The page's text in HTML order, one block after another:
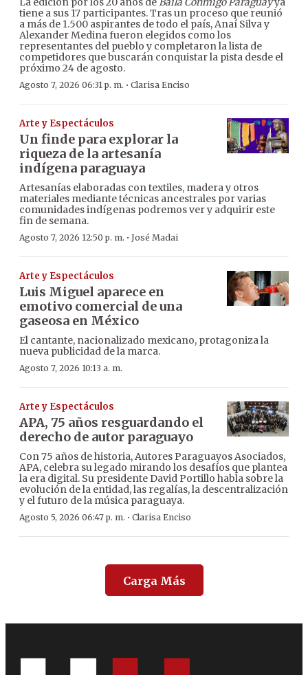
tiene a sus 17 participantes. Tras un proceso que reunió
a más de 1.500 aspirantes de todo el país, Anaí Silva y
Alexander Medina fueron elegidos como los
representantes del pueblo y completaron la lista de
competidores que buscarán conquistar la pista desde el
próximo 24 de agosto.
Agosto 7, 2026 06:31 p. m. · Clarisa Enciso
Arte y Espectáculos
Un finde para explorar la
riqueza de la artesanía
indígena paraguaya
Artesanías elaboradas con textiles, madera y otros
materiales mediante técnicas ancestrales por varias
comunidades indígenas podremos ver y adquirir este
fin de semana.
Agosto 7, 2026 12:50 p. m. · José Madai
Arte y Espectáculos
Luis Miguel aparece en
emotivo comercial de una
gaseosa en México
El cantante, nacionalizado mexicano, protagoniza la
nueva publicidad de la marca.
Agosto 7, 2026 10:13 a. m.
Arte y Espectáculos
APA, 75 años resguardando el
derecho de autor paraguayo
Con 75 años de historia, Autores Paraguayos Asociados,
APA, celebra su legado mirando los desafíos que plantea
la era digital. Su presidente David Portillo habla sobre la
evolución de la entidad, las regalías, la descentralización
y el futuro de la música paraguaya.
Agosto 5, 2026 06:47 p. m. · Clarisa Enciso
Carga Más